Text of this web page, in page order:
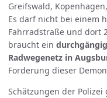
Greifswald,
Es darf nicht bei einem
Fahrradstraße und dort
braucht ein
Radwegenetz in
Forderung dieser
Schätzungen der Polizei